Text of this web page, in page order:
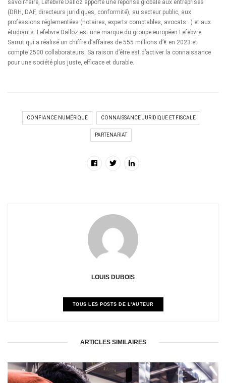
savoir-faire, Lefebvre Dalloz apporte une réponse globale aux entreprises
(DRH, DAF, directeurs juridiques, conformité), au secteur public, aux
professions réglementées (notaires, experts comptables, avocats…) et aux
étudiants. Lefebvre Dalloz est une marque du groupe européen Lefebvre
Sarrut qui a réalisé un chiffre d’affaires de 555 millions d’€ en 2023 et
compte 2500 collaborateurs. Sa raison d’être est d’activer la connaissance
pour une société plus juste, efficace et durable.
CONFIANCE NUMÉRIQUE CONNAISSANCE JURIDIQUE ET FISCALE
PARTENARIAT
LOUIS DUBOIS
TOUS LES POSTS DE L'AUTEUR
ARTICLES SIMILAIRES